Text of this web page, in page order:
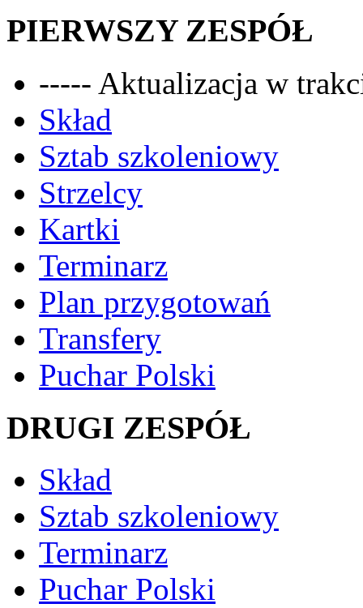
PIERWSZY ZESPÓŁ
----- Aktualizacja w
Skład
Sztab szkoleniowy
Strzelcy
Kartki
Terminarz
Plan przygotowań
Transfery
Puchar Polski
DRUGI ZESPÓŁ
Skład
Sztab szkoleniowy
Terminarz
Puchar Polski